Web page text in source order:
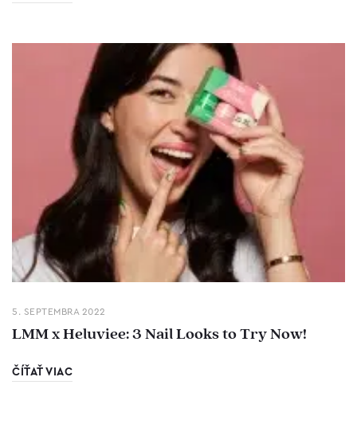
5. SEPTEMBRA 2022
LMM x Heluviee: 3 Nail Looks to Try Now!
ČÍŤAŤ VIAC